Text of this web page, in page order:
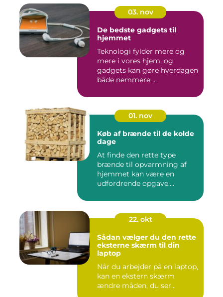
03. nov
De bedste gadgets til
hjemmet
Teknologi fylder mere og
mere i vores hjem, og
gadgets kan gøre hverdagen
både nemmere ...
01. nov
Køb af brænde til de kolde
dage
At finde den rette type
brænde til opvarmning af
hjemmet kan være en
udfordrende opgave....
22. okt
Sådan vælger du den rette
eksterne skærm til din
laptop
Når du arbejder på en laptop,
kan en ekstern skærm
ændre måden, du ser...